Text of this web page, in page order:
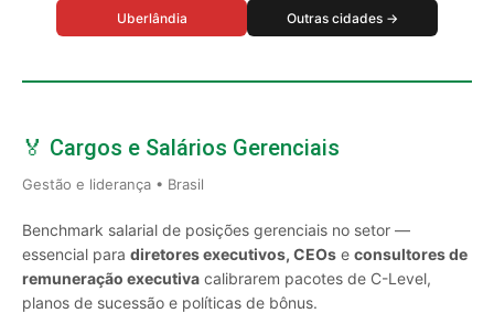
Uberlândia Outras cidades →
🏅 Cargos e Salários Gerenciais
Gestão e liderança • Brasil
Benchmark salarial de posições gerenciais no setor —
essencial para diretores executivos, CEOs e consultores de
remuneração executiva calibrarem pacotes de C-Level,
planos de sucessão e políticas de bônus.